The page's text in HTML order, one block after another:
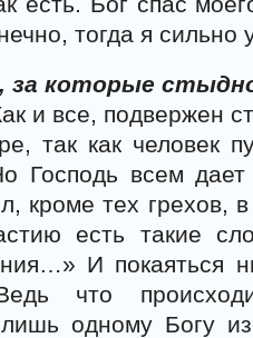
тогда я сильно
за которые
и все, подвержен
так как человек
Господь всем
кроме тех грехов,
есть такие
И покаяться
что
одному Богу